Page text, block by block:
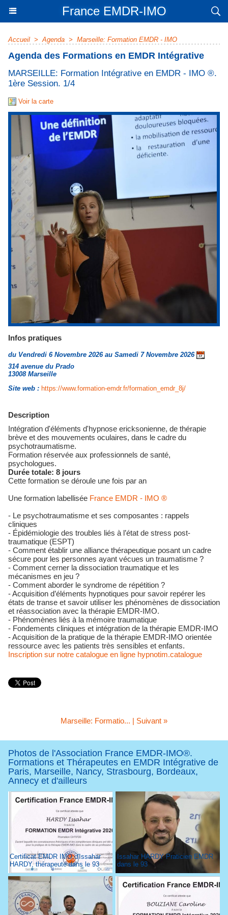
France EMDR-IMO
Accueil > Agenda > Marseille: Formation EMDR - IMO
Agenda des Formations en EMDR Intégrative
MARSEILLE: Formation Intégrative en EMDR - IMO ®.
1ère Session. 1/4
Voir la carte
Infos pratiques
du Vendredi 6 Novembre 2026 au Samedi 7 Novembre 2026
314 avenue du Prado
13008 Marseille
Site web : https://www.formation-emdr.fr/formation_emdr_8j/
Description
Intégration d'éléments d'hypnose ericksonienne, de thérapie
brève et des mouvements oculaires, dans le cadre du
psychotraumatisme.
Formation réservée aux professionnels de santé,
psychologues.
Durée totale: 8 jours
Cette formation se déroule une fois par an
Une formation labellisée France EMDR - IMO ®
- Le psychotraumatisme et ses composantes : rappels
cliniques
- Épidémiologie des troubles liés à l’état de stress post-
traumatique (ESPT)
- Comment établir une alliance thérapeutique posant un cadre
sécure pour les personnes ayant vécues un traumatisme ?
- Comment cerner la dissociation traumatique et les
mécanismes en jeu ?
- Comment aborder le syndrome de répétition ?
- Acquisition d’éléments hypnotiques pour savoir repérer les
états de transe et savoir utiliser les phénomènes de dissociation
et réassociation avec la thérapie EMDR-IMO.
- Phénomènes liés à la mémoire traumatique
- Fondements cliniques et intégration de la thérapie EMDR-IMO
- Acquisition de la pratique de la thérapie EMDR-IMO orientée
ressource avec les patients très sensibles et enfants.
Inscription sur notre catalogue en ligne hypnotim.catalogue
Marseille: Formatio... | Suivant »
Photos de l'Association France EMDR-IMO®.
Formations et Thérapeutes en EMDR Intégrative de
Paris, Marseille, Nancy, Strasbourg, Bordeaux,
Annecy et d'ailleurs
Certificat EMDR IMO d'Issahar
HARDY, thérapeute dans le 93
Issahar HARDY Praticien EMDR
dans le 93